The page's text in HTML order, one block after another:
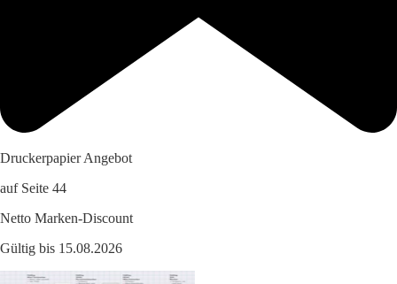
Druckerpapier Angebot
auf Seite 44
Netto Marken-Discount
Gültig bis 15.08.2026